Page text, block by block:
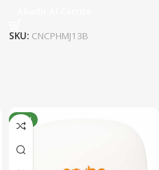
SKU: CNCPHMJ13B
NEW